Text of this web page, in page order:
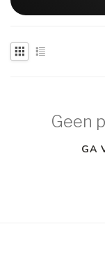
Geen
GA